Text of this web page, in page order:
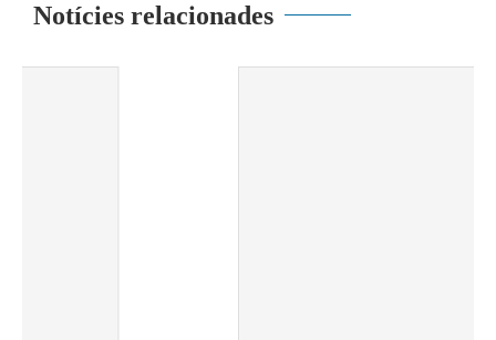
Notícies relacionades